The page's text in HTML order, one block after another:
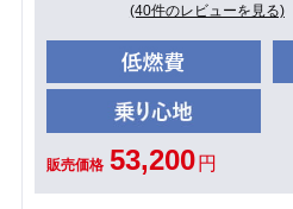
(40件のレビューを見る)
販売価格 53,200 円